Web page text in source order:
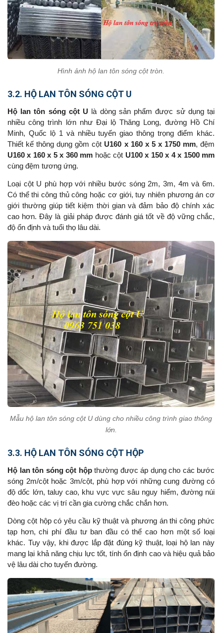
Hình ảnh hộ lan tôn sóng cột tròn.
3.2. HỘ LAN TÔN SÓNG CỘT U
Hộ lan tôn sóng cột U là dòng sản phẩm được sử dụng tại
nhiều công trình lớn như Đại lộ Thăng Long, đường Hồ Chí
Minh, Quốc lộ 1 và nhiều tuyến giao thông trọng điểm khác.
Thiết kế thông dụng gồm cột U160 x 160 x 5 x 1750 mm, đệm
U160 x 160 x 5 x 360 mm hoặc cột U100 x 150 x 4 x 1500 mm
cùng đệm tương ứng.
Loại cột U phù hợp với nhiều bước sóng 2m, 3m, 4m và 6m.
Có thể thi công thủ công hoặc cơ giới, tuy nhiên phương án cơ
giới thường giúp tiết kiệm thời gian và đảm bảo độ chính xác
cao hơn. Đây là giải pháp được đánh giá tốt về độ vững chắc,
độ ổn định và tuổi thọ lâu dài.
Mẫu hộ lan tôn sóng cột U dùng cho nhiều công trình giao thông
lớn.
3.3. HỘ LAN TÔN SÓNG CỘT HỘP
Hộ lan tôn sóng cột hộpthường được áp dụng cho các bước
sóng 2m/cột hoặc 3m/cột, phù hợp với những cung đường có
độ dốc lớn, taluy cao, khu vực vực sâu nguy hiểm, đường núi
đèo hoặc các vị trí cần gia cường chắc chắn hơn.
Dòng cột hộp có yêu cầu kỹ thuật và phương án thi công phức
tạp hơn, chi phí đầu tư ban đầu có thể cao hơn một số loại
khác. Tuy vậy, khi được lắp đặt đúng kỹ thuật, loại hộ lan này
mang lại khả năng chịu lực tốt, tính ổn định cao và hiệu quả bảo
vệ lâu dài cho tuyến đường.